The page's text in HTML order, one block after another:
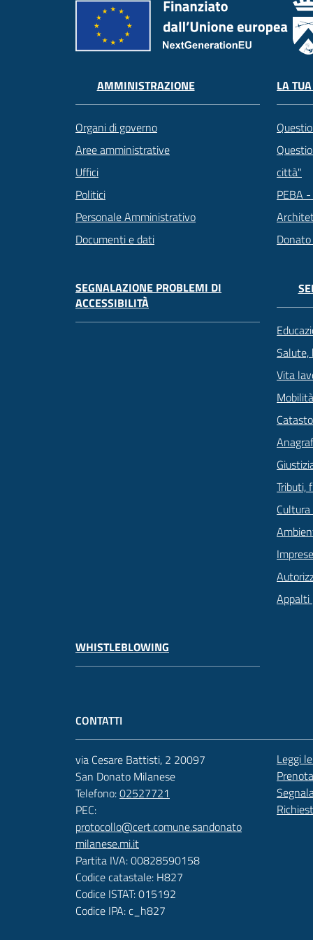
AMMINISTRAZIONE
Organi di governo
Aree amministrative
Uffici
Politici
Personale Amministrativo
Documenti e dati
LA
città"
PEBA
SEGNALAZIONE PROBLEMI DI
ACCESSIBILITÀ
Salute,
Vita
Tributi,
Appalti
WHISTLEBLOWING
CONTATTI
via Cesare Battisti, 2 20097
San Donato Milanese
Telefono:02527721
PEC:
protocollo@cert.comune.sandonato
milanese.mi.it
Partita IVA: 00828590158
Codice catastale: H827
Codice ISTAT: 015192
Codice IPA: c_h827
Leggi